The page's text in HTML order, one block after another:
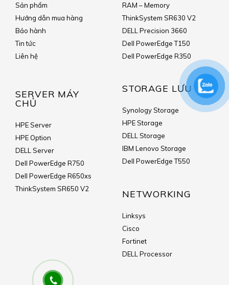
Sản phẩm
Hướng dẫn mua hàng
Bảo hành
Tin tức
Liên hệ
SERVER MÁY
CHỦ
HPE Server
HPE Option
DELL Server
Dell PowerEdge R750
Dell PowerEdge R650xs
ThinkSystem SR650 V2
RAM – Memory
ThinkSystem SR630 V2
DELL Precision 3660
Dell PowerEdge T150
Dell PowerEdge R350
STORAGE LƯU TRỮ
Synology Storage
HPE Storage
DELL Storage
IBM Lenovo Storage
Dell PowerEdge T550
NETWORKING
Linksys
Cisco
Fortinet
DELL Processor